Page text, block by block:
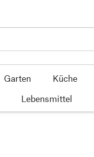
Garten Küche
Lebensmittel